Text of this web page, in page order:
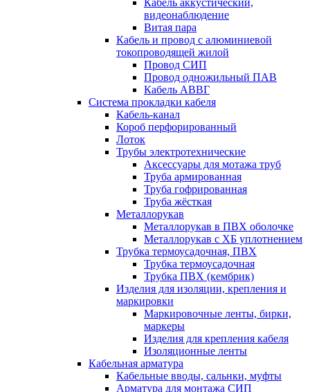
Кабель аккустический,
видеонаблюдение
Витая пара
Кабель и провод с алюминиевой
токопроводящей жилой
Провод СИП
Провод одножильный ПАВ
Кабель АВВГ
Система прокладки кабеля
Кабель-канал
Короб перфорированный
Лоток
Трубы электротехнические
Аксессуары для мотажа труб
Труба армированная
Труба гофрированная
Труба жёсткая
Металлорукав
Металлорукав в ПВХ оболочке
Металлорукав с ХБ уплотнением
Трубка термоусадочная, ПВХ
Трубка термоусадочная
Трубка ПВХ (кембрик)
Изделия для изоляции, крепления и
маркировки
Маркировочные ленты, бирки,
маркеры
Изделия для крепления кабеля
Изоляционные ленты
Кабельная арматура
Кабельные вводы, сальнки, муфты
Арматура для монтажа СИП